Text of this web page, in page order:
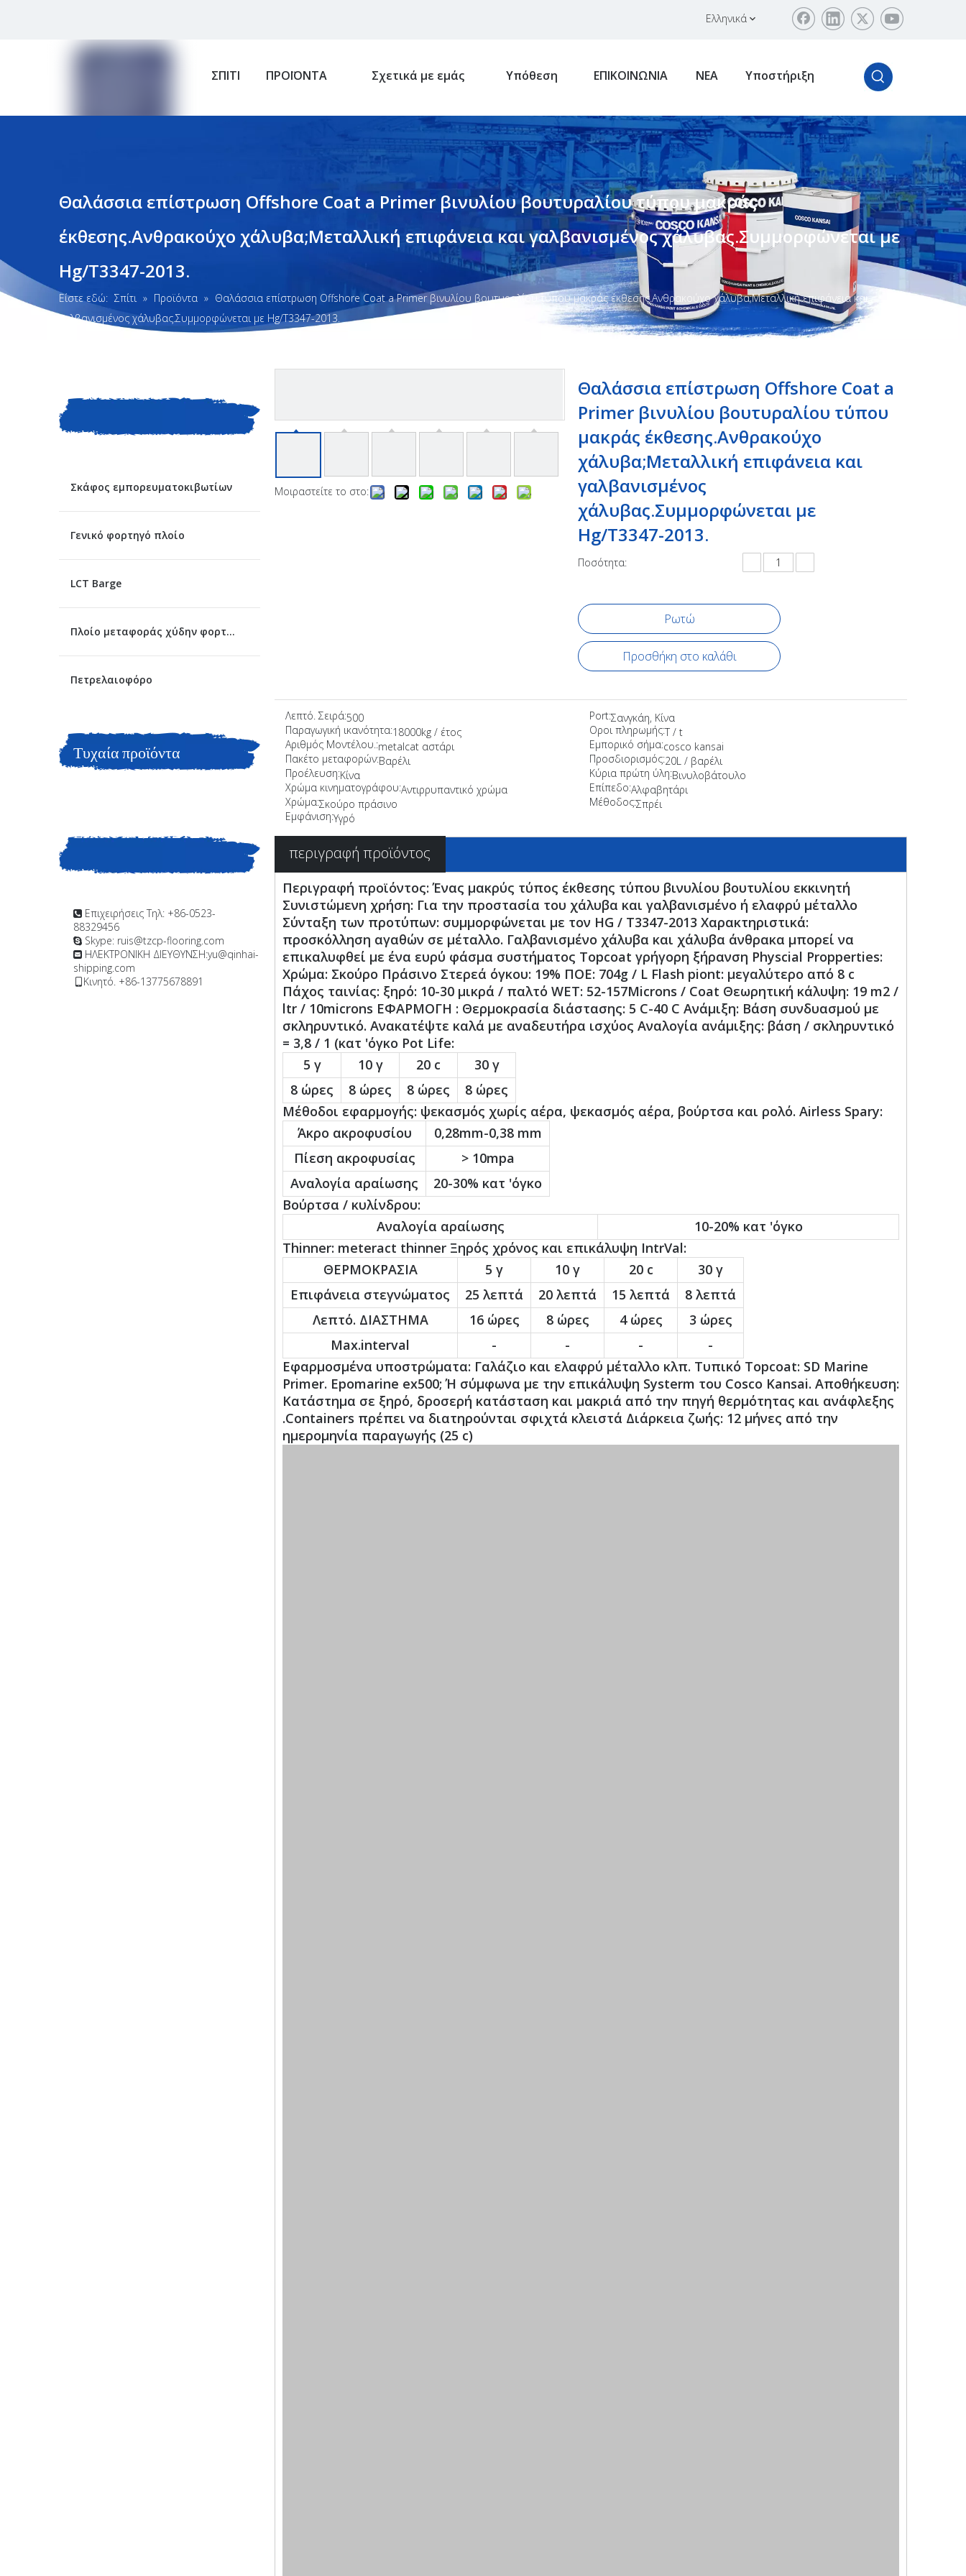
Ελληνικά
ΣΠΙΤΙ ΠΡΟΪΟΝΤΑ Σχετικά με εμάς Υπόθεση ΕΠΙΚΟΙΝΩΝΙΑ ΝΕΑ Υποστήριξη
Θαλάσσια επίστρωση Offshore Coat a Primer βινυλίου βουτυραλίου τύπου μακράς
έκθεσης.Ανθρακούχο χάλυβα;Μεταλλική επιφάνεια και γαλβανισμένος χάλυβας.Συμμορφώνεται με
Hg/T3347-2013.
Είστε εδώ: Σπίτι » Προϊόντα » Θαλάσσια επίστρωση Offshore Coat a Primer βινυλίου βουτυραλίου τύπου μακράς έκθεσης.Ανθρακούχο χάλυβα;Μεταλλική επιφάνεια και
γαλβανισμένος χάλυβας.Συμμορφώνεται με Hg/T3347-2013.
ΚΑΤΗΓΟΡΙΑ
ΠΡΟΙΟΝΤΟΣ
Σκάφος εμπορευματοκιβωτίων
Γενικό φορτηγό πλοίο
LCT Barge
Πλοίο μεταφοράς χύδην φορτίου
Πετρελαιοφόρο
Τυχαία προϊόντα
ΕΠΙΚΟΙΝΩΝΗΣΤΕ ΜΑΖΙ
ΜΑΣ
 Επιχειρήσεις Τηλ: +86-0523-
88329456
 Skype: ruis@tzcp-flooring.com
 ΗΛΕΚΤΡΟΝΙΚΗ ΔΙΕΥΘΥΝΣΗ:yu@qinhai-
shipping.com
Κινητό. +86-13775678891
Μοιραστείτε το στο:
Θαλάσσια επίστρωση Offshore Coat a
Primer βινυλίου βουτυραλίου τύπου
μακράς έκθεσης.Ανθρακούχο
χάλυβα;Μεταλλική επιφάνεια και
γαλβανισμένος
χάλυβας.Συμμορφώνεται με
Hg/T3347-2013.
Ποσότητα:
Ρωτώ
Προσθήκη στο καλάθι
Λεπτό. Σειρά:500 Port:Σανγκάη, Κίνα
Παραγωγική ικανότητα:18000kg / έτος Οροι πληρωμής:T / t
Αριθμός Μοντέλου.:metalcat αστάρι Εμπορικό σήμα:cosco kansai
Πακέτο μεταφορών:Βαρέλι Προσδιορισμός:20L / βαρέλι
Προέλευση:Κίνα Κύρια πρώτη ύλη:Βινυλοβάτουλο
Χρώμα κινηματογράφου:Αντιρρυπαντικό χρώμα Επίπεδο:Αλφαβητάρι
Χρώμα:Σκούρο πράσινο Μέθοδος:Σπρέι
Εμφάνιση:Υγρό
περιγραφή προϊόντος
Περιγραφή προϊόντος: Ένας μακρύς τύπος έκθεσης τύπου βινυλίου βουτυλίου εκκινητή
Συνιστώμενη χρήση: Για την προστασία του χάλυβα και γαλβανισμένο ή ελαφρύ μέταλλο
Σύνταξη των προτύπων: συμμορφώνεται με τον HG / T3347-2013 Χαρακτηριστικά:
προσκόλληση αγαθών σε μέταλλο. Γαλβανισμένο χάλυβα και χάλυβα άνθρακα μπορεί να
επικαλυφθεί με ένα ευρύ φάσμα συστήματος Topcoat γρήγορη ξήρανση Physcial Propperties:
Χρώμα: Σκούρο Πράσινο Στερεά όγκου: 19% ΠΟΕ: 704g / L Flash piont: μεγαλύτερο από 8 c
Πάχος ταινίας: ξηρό: 10-30 μικρά / παλτό WET: 52-157Microns / Coat Θεωρητική κάλυψη: 19 m2 /
ltr / 10microns ΕΦΑΡΜΟΓΗ : Θερμοκρασία διάστασης: 5 C-40 C Ανάμιξη: Βάση συνδυασμού με
σκληρυντικό. Ανακατέψτε καλά με αναδευτήρα ισχύος Αναλογία ανάμιξης: βάση / σκληρυντικό
= 3,8 / 1 (κατ 'όγκο Pot Life:
5 γ
10 γ 20 c
30 γ
8 ώρες
8 ώρες 8 ώρες
8 ώρες
Μέθοδοι εφαρμογής: ψεκασμός χωρίς αέρα, ψεκασμός αέρα, βούρτσα και ρολό. Airless Spary:
Άκρο ακροφυσίου
0,28mm-0,38 mm
Πίεση ακροφυσίας
> 10mpa
Αναλογία αραίωσης
20-30% κατ 'όγκο
Βούρτσα / κυλίνδρου:
Αναλογία αραίωσης
10-20% κατ 'όγκο
Thinner: meteract thinner Ξηρός χρόνος και επικάλυψη IntrVal:
ΘΕΡΜΟΚΡΑΣΙΑ
5 γ 10 γ 20 c
30 γ
Επιφάνεια στεγνώματος
25 λεπτά 20 λεπτά 15 λεπτά
8 λεπτά
Λεπτό. ΔΙΑΣΤΗΜΑ
16 ώρες 8 ώρες 4 ώρες
3 ώρες
Max.interval
- - -
-
Εφαρμοσμένα υποστρώματα: Γαλάζιο και ελαφρύ μέταλλο κλπ. Τυπικό Topcoat: SD Marine
Primer. Epomarine ex500; Ή σύμφωνα με την επικάλυψη Systerm του Cosco Kansai. Αποθήκευση:
Κατάστημα σε ξηρό, δροσερή κατάσταση και μακριά από την πηγή θερμότητας και ανάφλεξης
.Containers πρέπει να διατηρούνται σφιχτά κλειστά Διάρκεια ζωής: 12 μήνες από την
ημερομηνία παραγωγής (25 c)